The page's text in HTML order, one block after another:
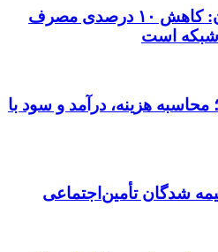
مدیرعامل برق تهران: کاهش ۱۰ درصدی مصرف
شبکه است
محاسبه هزینه، درآمد و سود با